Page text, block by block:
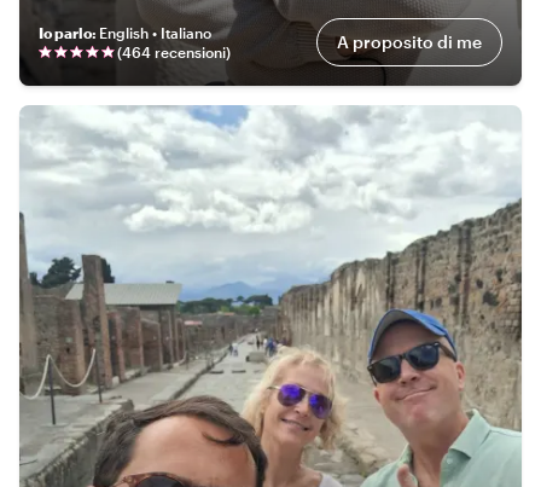
Io parlo: English • Italiano
(464 recensioni) A proposito di me